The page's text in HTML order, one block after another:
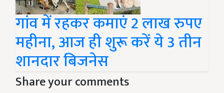
गांव में रहकर कमाएं 2 लाख रुपए
महीना, आज ही शुरू करें ये 3 तीन
शानदार बिजनेस
Share your comments